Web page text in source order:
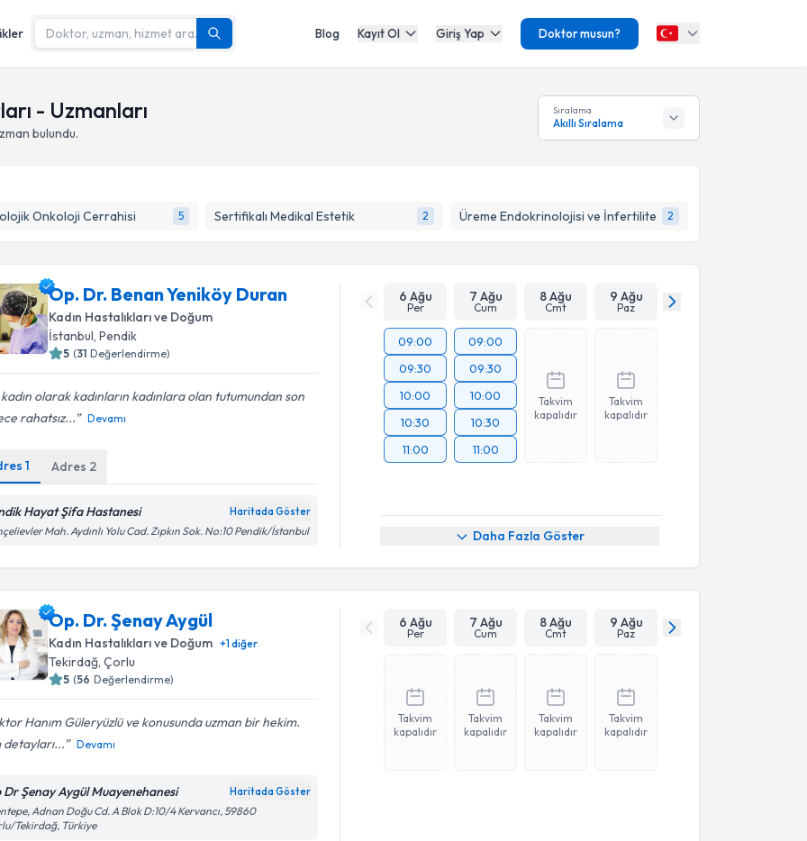
Blog Kayıt Ol Giriş Yap Doktor musun?
- Uzmanları
bulundu.
Sıralama
Akıllı Sıralama
Onkoloji Cerrahisi 5 Sertifikalı Medikal Estetik 2 Üreme Endokrinolojisi ve İnfertilite 2
Op. Dr. Benan Yeniköy Duran
Kadın Hastalıkları ve Doğum
İstanbul,Pendik
5 (31 Değerlendirme)
olarak kadınların kadınlara olan tutumundan son
rahatsız...
Devamı
1 Adres 2
Hayat Şifa Hastanesi Haritada Göster
Mah. Aydınlı Yolu Cad. Zıpkın Sok. No:10 Pendik/İstanbul
6 Ağu
Per
7 Ağu
Cum
8 Ağu
Cmt
9 Ağu
Paz
09:00
09:30
10:00
10:30
11:00
09:00
09:30
10:00
10:30
11:00
Takvim
kapalıdır
Takvim
kapalıdır
Daha Fazla Göster
Op. Dr. Şenay Aygül
Kadın Hastalıkları ve Doğum +1diğer
Tekirdağ ,Çorlu
5 (56 Değerlendirme)
Hanım Güleryüzlü ve konusunda uzman bir hekim.
detayları...
Devamı
Dr Şenay Aygül Muayenehanesi Haritada Göster
Adnan Doğu Cd. A Blok D:10/4 Kervancı, 59860
Tekirdağ, Türkiye
6 Ağu
Per
7 Ağu
Cum
8 Ağu
Cmt
9 Ağu
Paz
Takvim
kapalıdır
Takvim
kapalıdır
Takvim
kapalıdır
Takvim
kapalıdır